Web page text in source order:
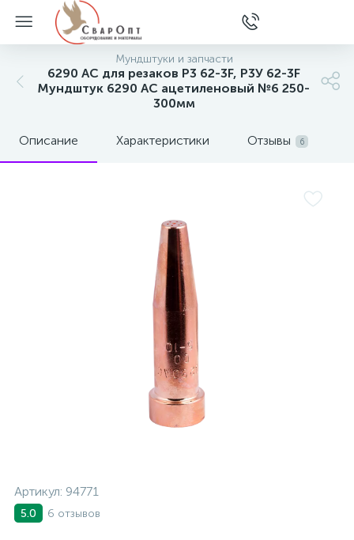
Мундштуки и запчасти
6290 AC для резаков Р3 62-3F, Р3У 62-3F
Мундштук 6290 AС ацетиленовый №6 250-
300мм
Описание Характеристики Отзывы 6
Артикул: 94771
5.0 6 отзывов